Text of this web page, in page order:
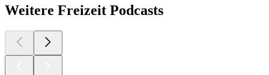
Weitere Freizeit Podcasts